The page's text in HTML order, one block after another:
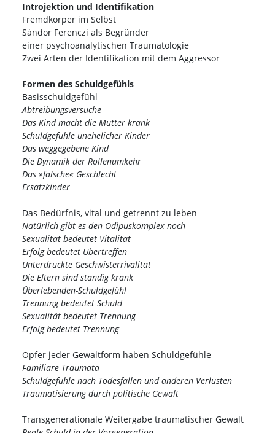
Introjektion und Identifikation
Fremdkörper im Selbst
Sándor Ferenczi als Begründer
einer psychoanalytischen Traumatologie
Zwei Arten der Identifikation mit dem Aggressor
Formen des Schuldgefühls
Basisschuldgefühl
Abtreibungsversuche
Das Kind macht die Mutter krank
Schuldgefühle unehelicher Kinder
Das weggegebene Kind
Die Dynamik der Rollenumkehr
Das »falsche« Geschlecht
Ersatzkinder
Das Bedürfnis, vital und getrennt zu leben
Natürlich gibt es den Ödipuskomplex noch
Sexualität bedeutet Vitalität
Erfolg bedeutet Übertreffen
Unterdrückte Geschwisterrivalität
Die Eltern sind ständig krank
Überlebenden-Schuldgefühl
Trennung bedeutet Schuld
Sexualität bedeutet Trennung
Erfolg bedeutet Trennung
Opfer jeder Gewaltform haben Schuldgefühle
Familiäre Traumata
Schuldgefühle nach Todesfällen und anderen Verlusten
Traumatisierung durch politische Gewalt
Transgenerationale Weitergabe traumatischer Gewalt